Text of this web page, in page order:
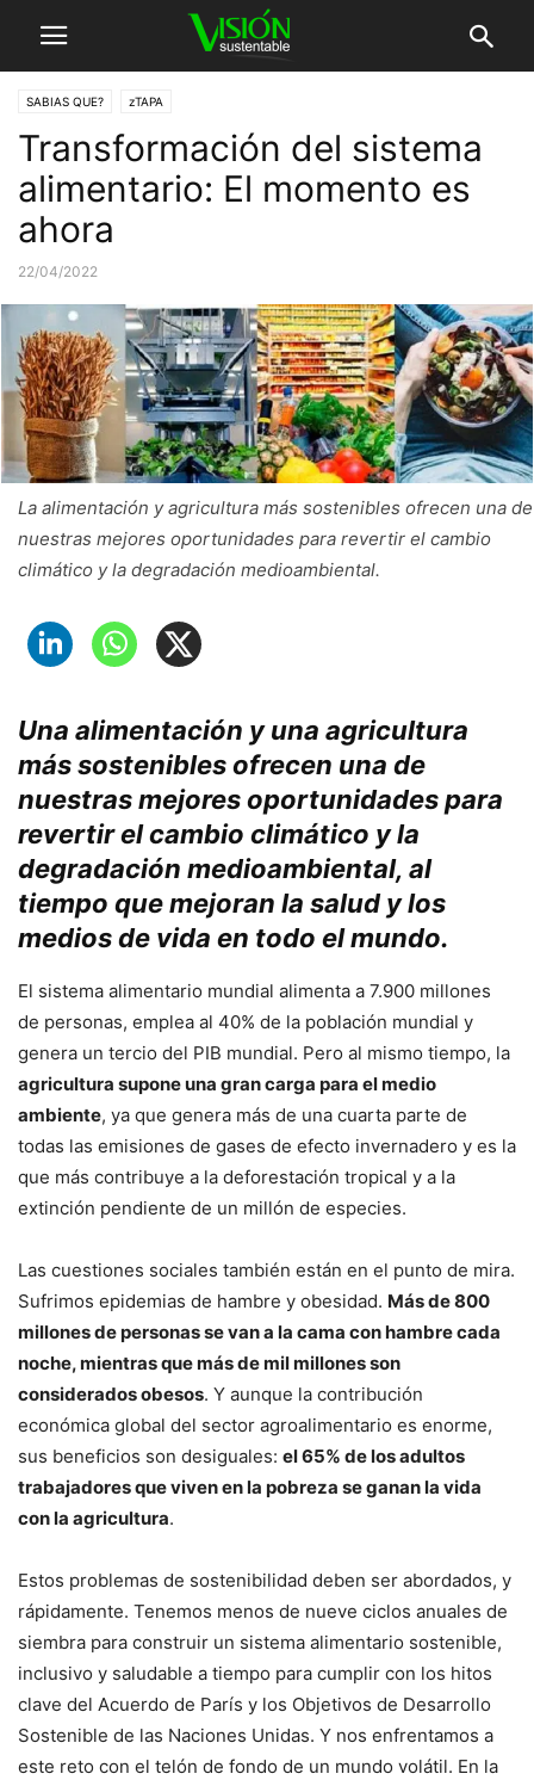
SABIAS QUE? zTAPA
Transformación del sistema
alimentario: El momento es
ahora
22/04/2022
La alimentación y agricultura más sostenibles ofrecen una de
nuestras mejores oportunidades para revertir el cambio
climático y la degradación medioambiental.
Una alimentación y una agricultura
más sostenibles ofrecen una de
nuestras mejores oportunidades para
revertir el cambio climático y la
degradación medioambiental, al
tiempo que mejoran la salud y los
medios de vida en todo el mundo.
El sistema alimentario mundial alimenta a 7.900 millones
de personas, emplea al 40% de la población mundial y
genera un tercio del PIB mundial. Pero al mismo tiempo, la
agricultura supone una gran carga para el medio
ambiente, ya que genera más de una cuarta parte de
todas las emisiones de gases de efecto invernadero y es la
que más contribuye a la deforestación tropical y a la
extinción pendiente de un millón de especies.
Las cuestiones sociales también están en el punto de mira.
Sufrimos epidemias de hambre y obesidad. Más de 800
millones de personas se van a la cama con hambre cada
noche, mientras que más de mil millones son
considerados obesos. Y aunque la contribución
económica global del sector agroalimentario es enorme,
sus beneficios son desiguales: el 65% de los adultos
trabajadores que viven en la pobreza se ganan la vida
con la agricultura.
Estos problemas de sostenibilidad deben ser abordados, y
rápidamente. Tenemos menos de nueve ciclos anuales de
siembra para construir un sistema alimentario sostenible,
inclusivo y saludable a tiempo para cumplir con los hitos
clave del Acuerdo de París y los Objetivos de Desarrollo
Sostenible de las Naciones Unidas. Y nos enfrentamos a
este reto con el telón de fondo de un mundo volátil. En la